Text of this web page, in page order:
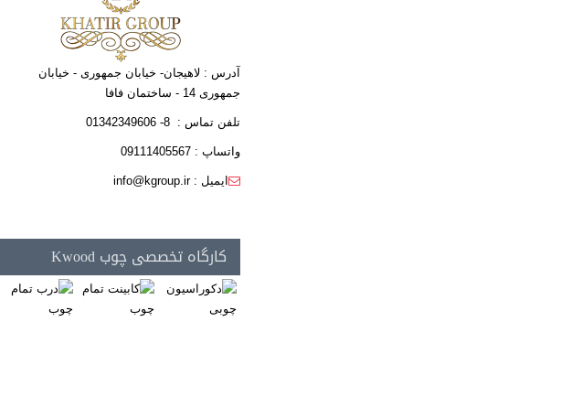
آدرس : لاهیجان- خیابان جمهوری - خیابان
جمهوری 14 - ساختمان فافا
تلفن تماس : 8- 01342349606
واتساپ : 09111405567
ایمیل : info@kgroup.ir
کارگاه تخصصی چوب Kwood